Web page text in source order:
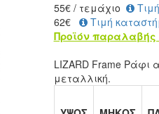
55€ / τεμάχιο
62€
Τιμή
Προϊόν παραλαβής
LIZARD Frame Ράφι
μεταλλική.